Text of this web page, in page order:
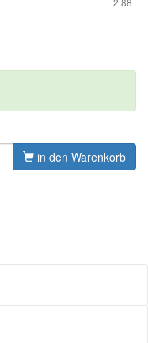
in den Warenkorb